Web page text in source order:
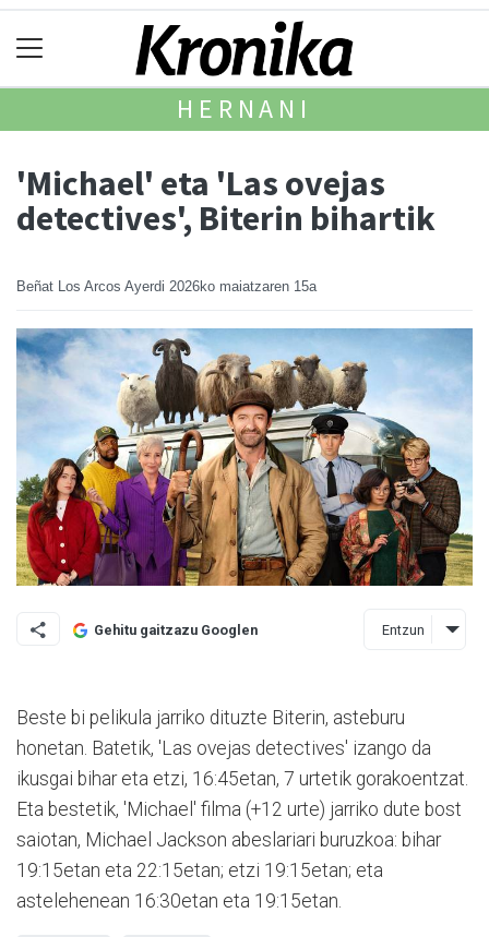
HERNANI
'Michael' eta 'Las ovejas
detectives', Biterin bihartik
Beñat Los Arcos Ayerdi 2026ko maiatzaren 15a
Gehitu gaitzazu Googlen Entzun
Beste bi pelikula jarriko dituzte Biterin, asteburu
honetan. Batetik, 'Las ovejas detectives' izango da
ikusgai bihar eta etzi, 16:45etan, 7 urtetik gorakoentzat.
Eta bestetik, 'Michael' filma (+12 urte) jarriko dute bost
saiotan, Michael Jackson abeslariari buruzkoa: bihar
19:15etan eta 22:15etan; etzi 19:15etan; eta
astelehenean 16:30etan eta 19:15etan.